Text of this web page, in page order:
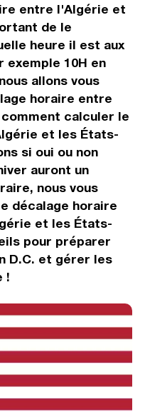
entre l'Algérie et
de le
heure il est aux
exemple 10H en
allons vous
horaire entre
calculer le
et les États-
si oui ou non
auront un
nous vous
décalage horaire
et les États-
pour préparer
D.C. et gérer les
!